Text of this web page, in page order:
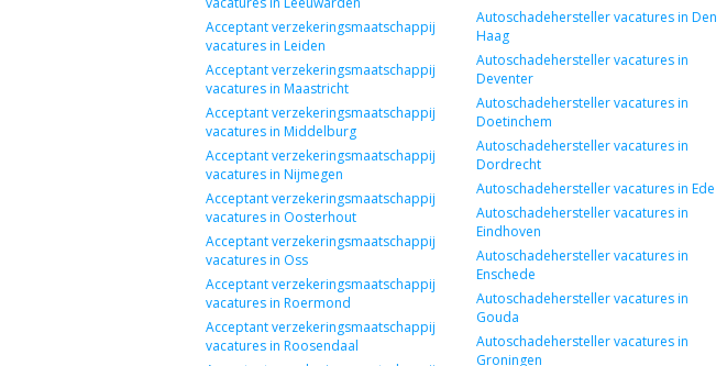
Acceptant verzekeringsmaatschappij
vacatures in Leiden
Acceptant verzekeringsmaatschappij
vacatures in Maastricht
Acceptant verzekeringsmaatschappij
vacatures in Middelburg
Acceptant verzekeringsmaatschappij
vacatures in Nijmegen
Acceptant verzekeringsmaatschappij
vacatures in Oosterhout
Acceptant verzekeringsmaatschappij
vacatures in Oss
Acceptant verzekeringsmaatschappij
vacatures in Roermond
Acceptant verzekeringsmaatschappij
vacatures in Roosendaal
Autoschadehersteller vacatures in Den
Haag
Autoschadehersteller vacatures in
Deventer
Autoschadehersteller vacatures in
Doetinchem
Autoschadehersteller vacatures in
Dordrecht
Autoschadehersteller vacatures in Ede
Autoschadehersteller vacatures in
Eindhoven
Autoschadehersteller vacatures in
Enschede
Autoschadehersteller vacatures in
Gouda
Autoschadehersteller vacatures in
Groningen